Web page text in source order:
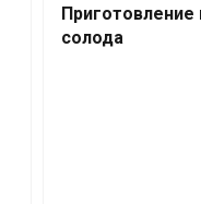
Приготовление
солода